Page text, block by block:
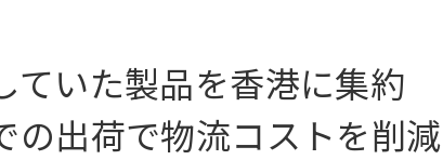
ていた製品を香港に集約
の出荷で物流コストを削減